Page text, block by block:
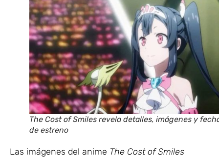
The Cost of Smiles revela detalles, imágenes y
de estreno
Las imágenes del anime The Cost of Smiles